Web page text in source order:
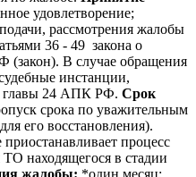
удовлетворение;
рассмотрения жалобы
36 - 49 закона о
(закон). В случае обращения
инстанции,
главы 24 АПК РФ. Срок
срока по уважительным
его восстановления).
процесс
находящегося в стадии